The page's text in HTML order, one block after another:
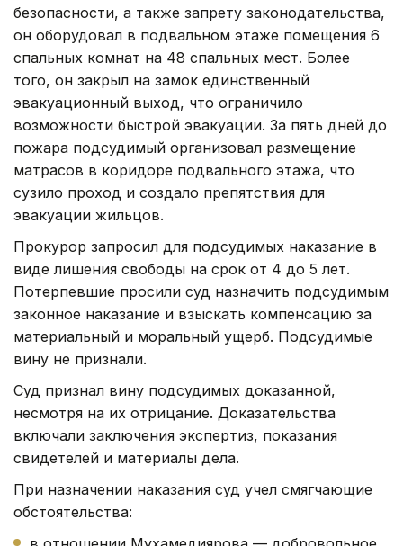
безопасности, а также запрету законодательства,
он оборудовал в подвальном этаже помещения 6
спальных комнат на 48 спальных мест. Более
того, он закрыл на замок единственный
эвакуационный выход, что ограничило
возможности быстрой эвакуации. За пять дней до
пожара подсудимый организовал размещение
матрасов в коридоре подвального этажа, что
сузило проход и создало препятствия для
эвакуации жильцов.
Прокурор запросил для подсудимых наказание в
виде лишения свободы на срок от 4 до 5 лет.
Потерпевшие просили суд назначить подсудимым
законное наказание и взыскать компенсацию за
материальный и моральный ущерб. Подсудимые
вину не признали.
Суд признал вину подсудимых доказанной,
несмотря на их отрицание. Доказательства
включали заключения экспертиз, показания
свидетелей и материалы дела.
При назначении наказания суд учел смягчающие
обстоятельства: